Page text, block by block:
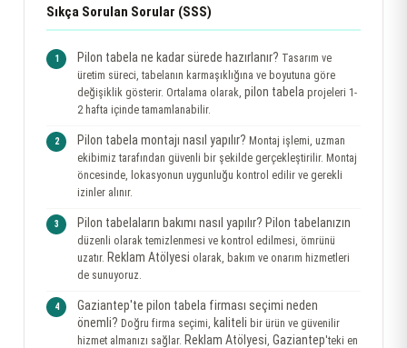
Sıkça Sorulan Sorular (SSS)
Pilon tabela ne kadar sürede hazırlanır? Tasarım ve
üretim süreci, tabelanın karmaşıklığına ve boyutuna göre
değişiklik gösterir. Ortalama olarak, pilon tabela projeleri 1-
2 hafta içinde tamamlanabilir.
Pilon tabela montajı nasıl yapılır? Montaj işlemi, uzman
ekibimiz tarafından güvenli bir şekilde gerçekleştirilir. Montaj
öncesinde, lokasyonun uygunluğu kontrol edilir ve gerekli
izinler alınır.
Pilon tabelaların bakımı nasıl yapılır? Pilon tabelanızın
düzenli olarak temizlenmesi ve kontrol edilmesi, ömrünü
uzatır. Reklam Atölyesi olarak, bakım ve onarım hizmetleri
de sunuyoruz.
Gaziantep'te pilon tabela firması seçimi neden
önemli? Doğru firma seçimi, kaliteli bir ürün ve güvenilir
hizmet almanızı sağlar. Reklam Atölyesi, Gaziantep'teki en